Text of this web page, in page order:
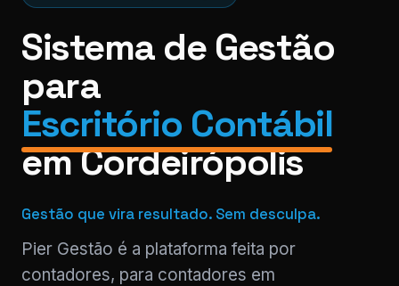
Sistema de Gestão
para
Escritório Contábil
em Cordeirópolis
Gestão que vira resultado. Sem desculpa.
Pier Gestão é a plataforma feita por
contadores, para contadores em